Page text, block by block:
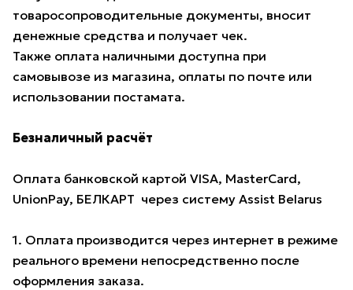
товаросопроводительные документы, вносит
денежные средства и получает чек.
Также оплата наличными доступна при
самовывозе из магазина, оплаты по почте или
использовании постамата.
Безналичный расчёт
Оплата банковской картой VISA, MasterCard,
UnionPay, БЕЛКАРТ через систему Assist Belarus
1. Оплата производится через интернет в режиме
реального времени непосредственно после
оформления заказа.